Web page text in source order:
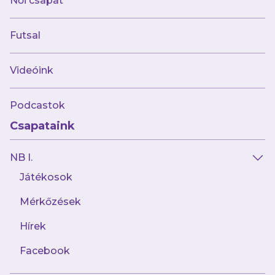
Futsal
Videóink
Podcastok
Csapataink
NB I.
Játékosok
Mérkőzések
Hírek
Facebook
és a játékosoknak is szeretném megköszönni,
szeretnénk még fejlődni a következő
megvizsgálták, hogyan dolgozunk, és ez
alapján ítéltek alkalmasnak minket a Kiemelt
külön sporttelepe a női labdarúgóknak és